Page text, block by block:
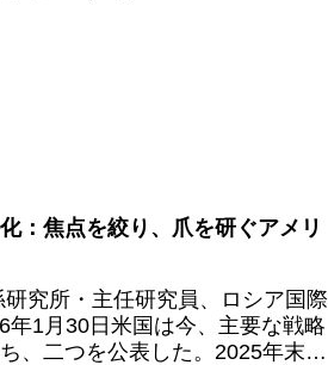
：焦点を絞り、爪を研ぐアメリ
究所・主任研究員、ロシア国際
1月30日米国は今、主要な戦略
、二つを公表した。2025年末の